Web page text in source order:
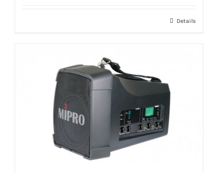
Details